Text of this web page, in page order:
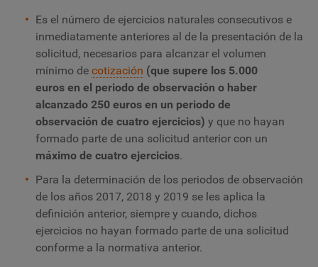
Es el número de ejercicios naturales consecutivos e
inmediatamente anteriores al de la presentación de la
solicitud, necesarios para alcanzar el volumen
mínimo de cotización (que supere los 5.000
euros en el periodo de observación o haber
alcanzado 250 euros en un periodo de
observación de cuatro ejercicios) y que no hayan
formado parte de una solicitud anterior con un
máximo de cuatro ejercicios.
Para la determinación de los periodos de observación
de los años 2017, 2018 y 2019 se les aplica la
definición anterior, siempre y cuando, dichos
ejercicios no hayan formado parte de una solicitud
conforme a la normativa anterior.